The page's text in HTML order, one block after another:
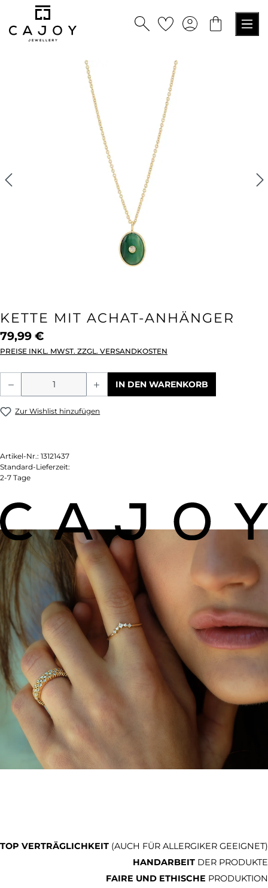
springen
KETTE MIT ACHAT-ANHÄNGER
79,99 €
PREISE INKL. MWST. ZZGL. VERSANDKOSTEN
Produkt Anzahl: Gib den gewünschten
IN DEN WARENKORB
Zur Wishlist hinzufügen
Artikel-Nr.: 13121437
Standard-Lieferzeit:
2-7 Tage
TOP VERTRÄGLICHKEIT (AUCH FÜR ALLERGIKER GEEIGNET)
HANDARBEIT DER PRODUKTE
FAIRE UND ETHISCHE PRODUKTION